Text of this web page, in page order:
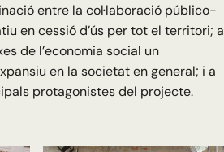
entre la col·laboració público-
en cessió d’ús per tot el territori; a
de l’economia social un
en la societat en general; i a
protagonistes del projecte.